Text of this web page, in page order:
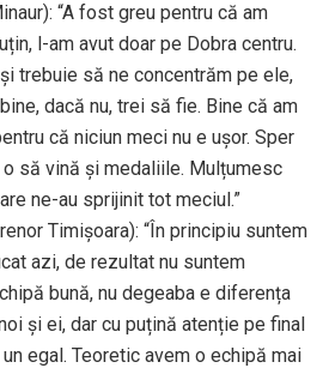
“A fost greu pentru că am
l-am avut doar pe Dobra centru.
trebuie să ne concentrăm pe ele,
dacă nu, trei să fie. Bine că am
că niciun meci nu e ușor. Sper
să vină și medaliile. Mulțumesc
ne-au sprijinit tot meciul.”
Timișoara): “În principiu suntem
azi, de rezultat nu suntem
bună, nu degeaba e diferența
și ei, dar cu puțină atenție pe final
egal. Teoretic avem o echipă mai